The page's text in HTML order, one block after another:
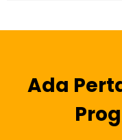
o g
m
e
Ada